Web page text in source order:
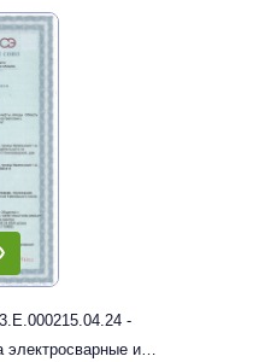
-
электросварные и